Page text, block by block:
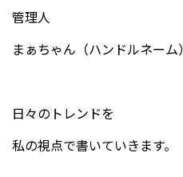
管理人
まぁちゃん（ハンドルネーム）
日々のトレンドを
私の視点で書いていきます。